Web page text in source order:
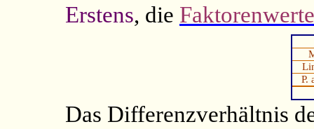
Erstens, die
P.
Das Differenzverhältnis